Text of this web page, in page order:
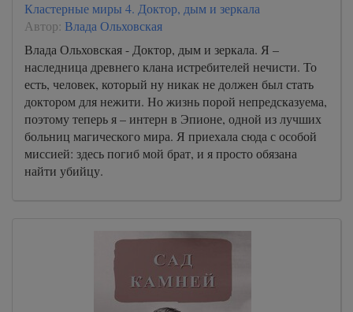
Кластерные миры 4. Доктор, дым и зеркала
Автор: Влада Ольховская
Влада Ольховская - Доктор, дым и зеркала. Я –
наследница древнего клана истребителей нечисти. То
есть, человек, который ну никак не должен был стать
доктором для нежити. Но жизнь порой непредсказуема,
поэтому теперь я – интерн в Эпионе, одной из лучших
больниц магического мира. Я приехала сюда с особой
миссией: здесь погиб мой брат, и я просто обязана
найти убийцу.